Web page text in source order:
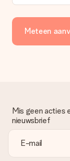
Meteen
Mis geen acties
nieuwsbrief